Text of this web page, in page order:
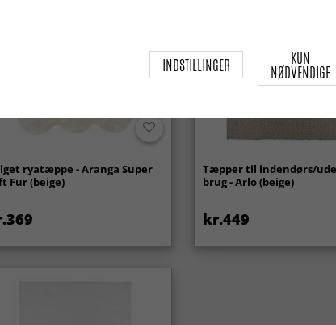
ryatæppe - Aranga Super
Fur (beige)
Tæpper til indendørs/
brug - Arlo (beige)
kr.449
INDSTILLINGER KUN
NØDVENDIGE